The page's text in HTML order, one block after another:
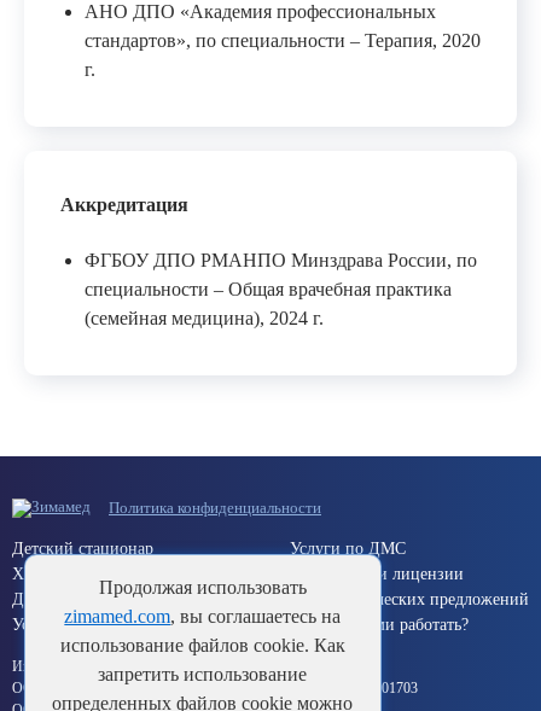
АНО ДПО «Академия профессиональных
стандартов», по специальности – Терапия, 2020
г.
Аккредитация
ФГБОУ ДПО РМАНПО Минздрава России, по
специальности – Общая врачебная практика
(семейная медицина), 2024 г.
Продолжая использовать
zimamed.com, вы соглашаетесь на
использование файлов cookie. Как
запретить использование
определенных файлов cookie можно
Политика конфиденциальности
Детский стационар
Хирургический стационар
Дневной стационар
Услуги по ОМС (Краснодар)
Услуги по ДМС
Документы и лицензии
Для коммерческих предложений
Хотите с нами работать?
Информация об исполнителе:
ООО «Здоровье Кубани» ИНН 2311132839 ОГРН 1112311001703